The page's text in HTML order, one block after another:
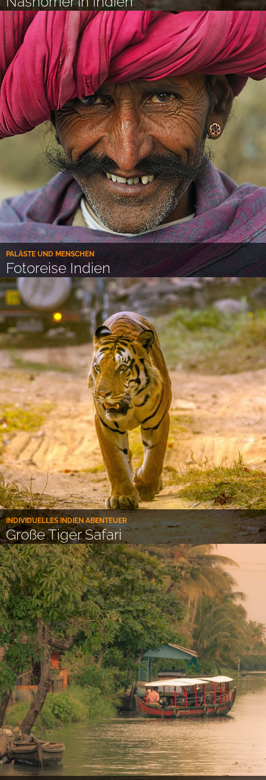
PALÄSTE UND MENSCHEN
Fotoreise Indien
INDIVIDUELLES INDIEN ABENTEUER
Große Tiger Safari